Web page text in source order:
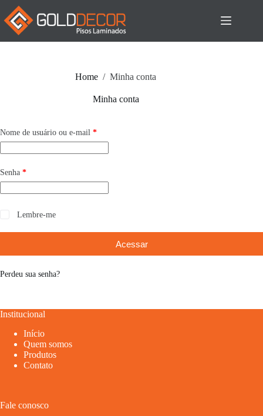
Pular
para
conteúdo
Home / Minha conta
Minha conta
Nome de usuário ou e-mail *Obrigatório
Senha *Obrigatório
Lembre-me
Acessar
Perdeu sua senha?
Institucional
Início
Quem somos
Produtos
Contato
Fale conosco